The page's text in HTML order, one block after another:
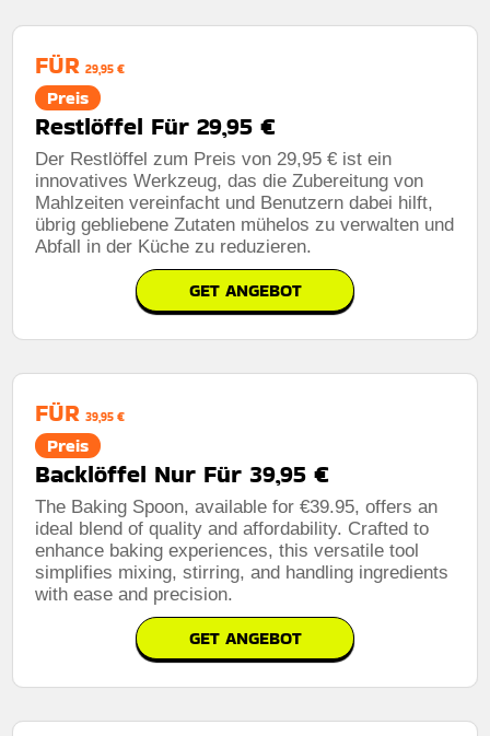
FÜR 29,95 €
Preis
Restlöffel Für 29,95 €
Der Restlöffel zum Preis von 29,95 € ist ein
innovatives Werkzeug, das die Zubereitung von
Mahlzeiten vereinfacht und Benutzern dabei hilft,
übrig gebliebene Zutaten mühelos zu verwalten und
Abfall in der Küche zu reduzieren.
GET ANGEBOT
FÜR 39,95 €
Preis
Backlöffel Nur Für 39,95 €
The Baking Spoon, available for €39.95, offers an
ideal blend of quality and affordability. Crafted to
enhance baking experiences, this versatile tool
simplifies mixing, stirring, and handling ingredients
with ease and precision.
GET ANGEBOT